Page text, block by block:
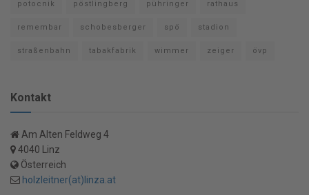
potocnik pöstlingberg pühringer rathaus
remembar schobesberger spö stadion
straßenbahn tabakfabrik wimmer zeiger övp
Kontakt
Am Alten Feldweg 4
4040 Linz
Österreich
holzleitner(at)linza.at